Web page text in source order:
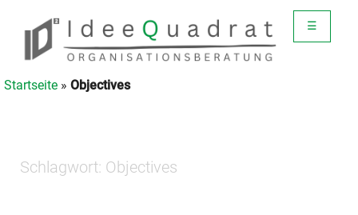
☰
Startseite » Objectives
Schlagwort: Objectives